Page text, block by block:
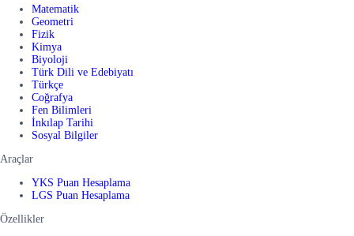
Matematik
Geometri
Fizik
Kimya
Biyoloji
Türk Dili ve Edebiyatı
Türkçe
Coğrafya
Fen Bilimleri
İnkılap Tarihi
Sosyal Bilgiler
Araçlar
YKS Puan Hesaplama
LGS Puan Hesaplama
Özellikler